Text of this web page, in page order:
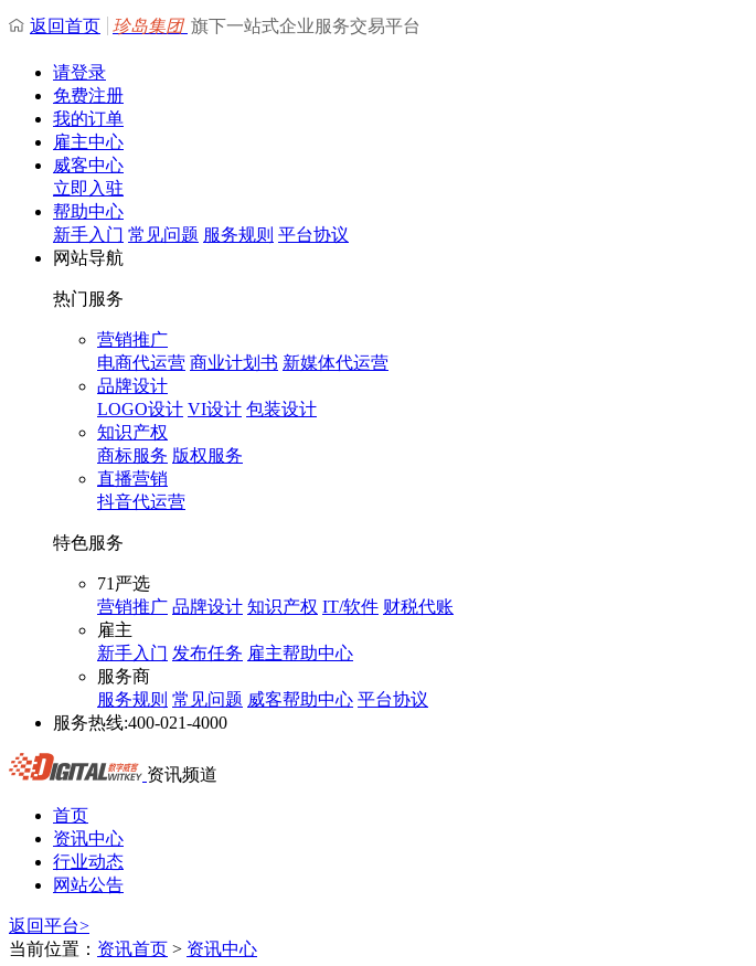
返回首页 珍岛集团 旗下一站式企业服务交易平台
请登录
免费注册
我的订单
雇主中心
威客中心
立即入驻
帮助中心
新手入门 常见问题 服务规则 平台协议
网站导航
热门服务
营销推广
电商代运营 商业计划书 新媒体代运营
品牌设计
LOGO设计 VI设计 包装设计
知识产权
商标服务 版权服务
直播营销
抖音代运营
特色服务
71严选
营销推广 品牌设计 知识产权 IT/软件 财税代账
雇主
新手入门 发布任务 雇主帮助中心
服务商
服务规则 常见问题 威客帮助中心 平台协议
服务热线:400-021-4000
资讯频道
首页
资讯中心
行业动态
网站公告
返回平台>
当前位置： 资讯首页 > 资讯中心